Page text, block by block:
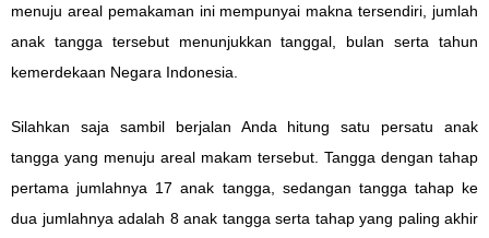
menuju areal pemakaman ini mempunyai makna tersendiri, jumlah
anak tangga tersebut menunjukkan tanggal, bulan serta tahun
kemerdekaan Negara Indonesia.
Silahkan saja sambil berjalan Anda hitung satu persatu anak
tangga yang menuju areal makam tersebut. Tangga dengan tahap
pertama jumlahnya 17 anak tangga, sedangan tangga tahap ke
dua jumlahnya adalah 8 anak tangga serta tahap yang paling akhir